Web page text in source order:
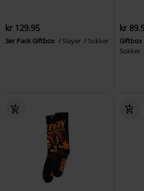
kr 129.95
3er Pack Giftbox Slayer Sokker
kr
Giftbox
Sokker